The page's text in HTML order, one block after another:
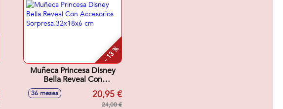
- 13 %
Muñeca Princesa Disney
Bella Reveal Con
Accesorios
Sorpresa.32x18x6 cm
36 meses 20,95 €
24,00 €